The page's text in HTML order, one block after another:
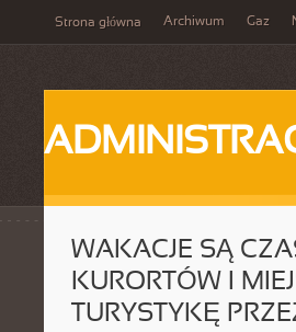
Strona główna Archiwum Gaz
WAKACJE SĄ
KURORTÓW I
TURYSTYKĘ